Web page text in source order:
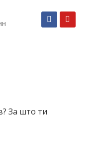
За што ти